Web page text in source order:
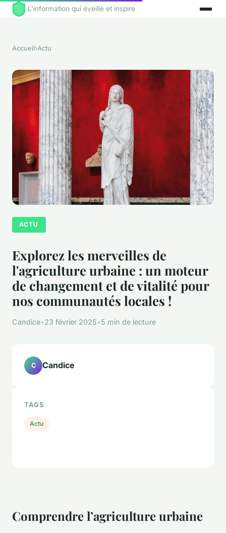
L'information qui éveille et inspire
Accueil›Actu
ACTU
Explorez les merveilles de
l'agriculture urbaine : un moteur
de changement et de vitalité pour
nos communautés locales !
Candice•23 février 2025•5 min de lecture
Comprendre l’agriculture urbaine
C Candice
TAGS
Actu